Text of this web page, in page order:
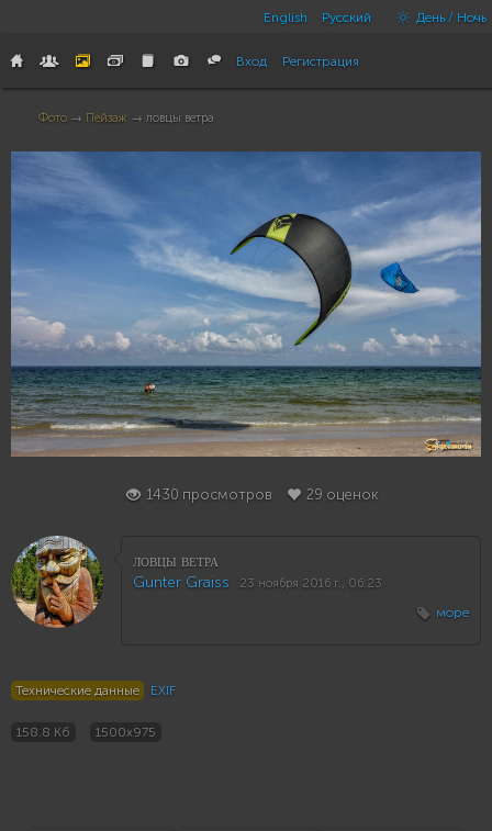
English Русский День / Ночь
Вход Регистрация
Фото → Пейзаж → ловцы ветра
29
1430 просмотров 29 оценок
ловцы ветра
Gunter Graiss 23 ноября 2016 г., 06:23
море
Технические данные EXIF
158.8 Кб 1500x975